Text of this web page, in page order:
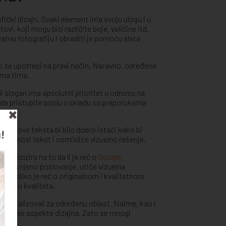
dizajn. Svaki element ima svoju ulogu i u
koji mogu biti različite boje, veličine itd.
fotografiju i obraditi je pomoću alata
upotrebi na pravi način. Naravno, određene
tima.
ima apsolutni prioritet u odnosu na
pristupite poslu u skladu sa preporukama
delove teksta bi bilo dobro istaći kako bi
nosi tekst i osmisliće vizuelno rešenje.
obzira na to da li je reč o Google
na njeno poslovanje, utiče vizuelna
Ukoliko je reč o originalnom i kvalitetnom
kvaliteta.
za određenu oblast. Naime, kao i
u sve aspekte dizajna. Zato se mnogi